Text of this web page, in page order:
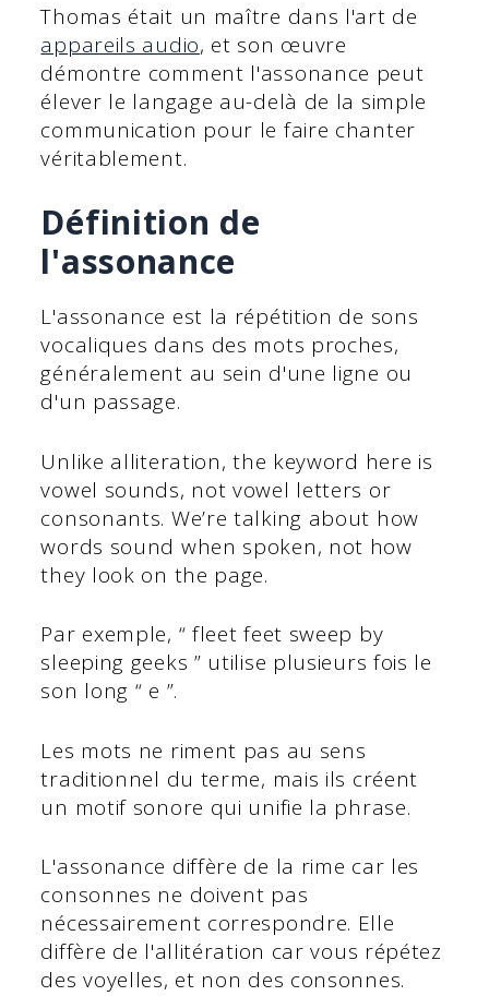
Thomas était un maître dans l'art de
appareils audio, et son œuvre
démontre comment l'assonance peut
élever le langage au-delà de la simple
communication pour le faire chanter
véritablement.
Définition de
l'assonance
L'assonance est la répétition de sons
vocaliques dans des mots proches,
généralement au sein d'une ligne ou
d'un passage.
Unlike alliteration, the keyword here is
vowel sounds, not vowel letters or
consonants. We’re talking about how
words sound when spoken, not how
they look on the page.
Par exemple, “ fleet feet sweep by
sleeping geeks ” utilise plusieurs fois le
son long “ e ”.
Les mots ne riment pas au sens
traditionnel du terme, mais ils créent
un motif sonore qui unifie la phrase.
L'assonance diffère de la rime car les
consonnes ne doivent pas
nécessairement correspondre. Elle
diffère de l'allitération car vous répétez
des voyelles, et non des consonnes.